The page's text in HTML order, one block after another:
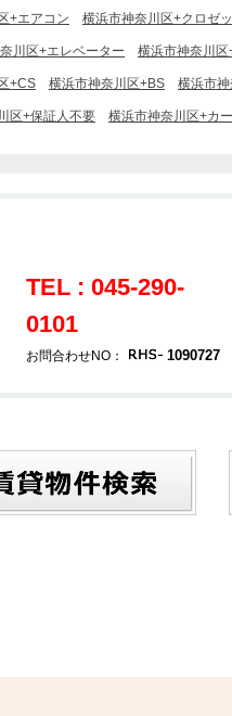
+エアコン 横浜市神奈川区+クロゼ
川区+エレベーター 横浜市神奈川
+CS 横浜市神奈川区+BS 横浜市
区+保証人不要 横浜市神奈川区+カ
TEL : 045-290-
0101
お問合わせNO： 1090727